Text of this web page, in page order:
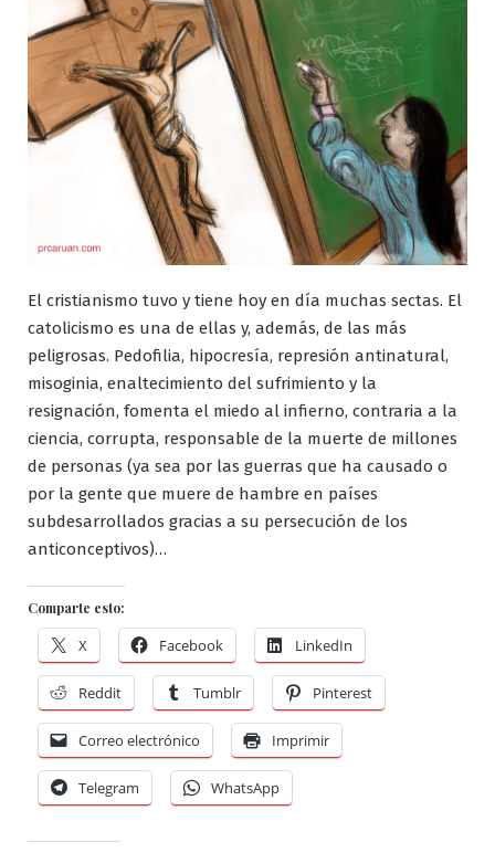
El cristianismo tuvo y tiene hoy en día muchas sectas. El
catolicismo es una de ellas y, además, de las más
peligrosas. Pedofilia, hipocresía, represión antinatural,
misoginia, enaltecimiento del sufrimiento y la
resignación, fomenta el miedo al infierno, contraria a la
ciencia, corrupta, responsable de la muerte de millones
de personas (ya sea por las guerras que ha causado o
por la gente que muere de hambre en países
subdesarrollados gracias a su persecución de los
anticonceptivos)…
Comparte esto:
X Facebook LinkedIn
Reddit Tumblr Pinterest
Correo electrónico Imprimir
Telegram WhatsApp